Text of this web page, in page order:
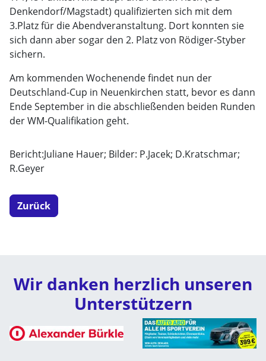
Denkendorf/Magstadt) qualifizierten sich mit dem
3.Platz für die Abendveranstaltung. Dort konnten sie
sich dann aber sogar den 2. Platz von Rödiger-Styber
sichern.
Am kommenden Wochenende findet nun der
Deutschland-Cup in Neuenkirchen statt, bevor es dann
Ende September in die abschließenden beiden Runden
der WM-Qualifikation geht.
Bericht:Juliane Hauer; Bilder: P.Jacek; D.Kratschmar;
R.Geyer
Zurück
Wir danken herzlich unseren
Unterstützern